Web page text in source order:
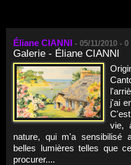
Éliane CIANNI - 05/11/2010 - 0
Galerie - Éliane CIANNI
j'ai
vie,
nature, qui m'a sensibilisé
belles lumières telles que
procurer....